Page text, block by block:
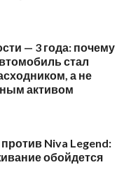
— 3 года: почему
стал
а не
активом
Niva Legend:
обойдется